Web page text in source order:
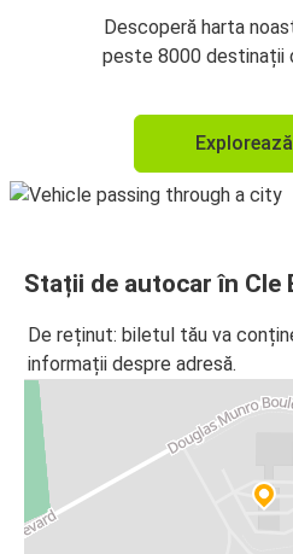
Descoperă harta
peste 8000 destinații
Stații de autocar în Cle
De reținut: biletul tău va
informații despre adresă.